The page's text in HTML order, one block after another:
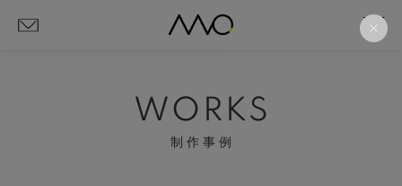
WORKS
制作事例